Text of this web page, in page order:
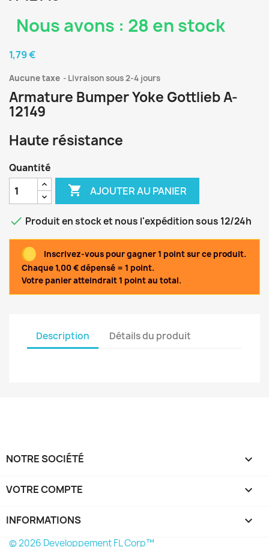
Nous avons : 28 en stock
1,79 €
Aucune taxe Livraison sous 2-4 jours
Armature Bumper Yoke Gottlieb A-
12149
Haute résistance
Quantité
 AJOUTER AU PANIER
 Produit en stock et nous l'expédition sous 12/24h
Inscrivez-vous pour gagner 1 point sur ce produit.
Chaque 1,00 € dépensé = 1 point.
Votre panier atteindrait 1 point au total.
Description Détails du produit
NOTRE SOCIÉTÉ 
VOTRE COMPTE 
INFORMATIONS keyboard_arrow_down
© 2026 Developpement FL Corp™